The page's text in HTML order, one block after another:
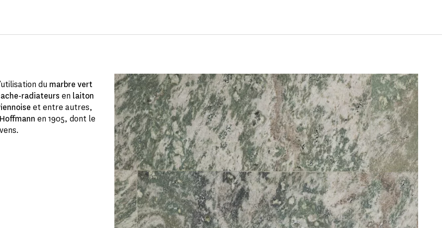
du marbre vert
radiateurs en laiton
et entre autres,
en 1905, dont le